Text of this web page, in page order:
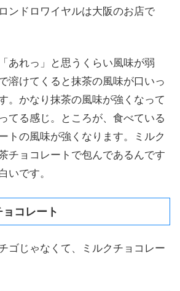
ンドロワイヤルは大阪のお店で
あれっ」と思うくらい風味が弱
溶けてくると抹茶の風味が口いっ
。かなり抹茶の風味が強くなって
てる感じ。ところが、食べている
トの風味が強くなります。ミルク
チョコレートで包んであるんです
いです。
コレート
ゴじゃなくて、ミルクチョコレー